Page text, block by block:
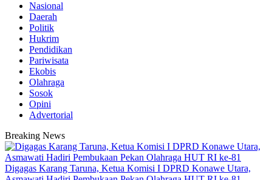
Nasional
Daerah
Politik
Hukrim
Pendidikan
Pariwisata
Ekobis
Olahraga
Sosok
Opini
Advertorial
Breaking News
Digagas Karang Taruna, Ketua Komisi I DPRD Konawe Utara,